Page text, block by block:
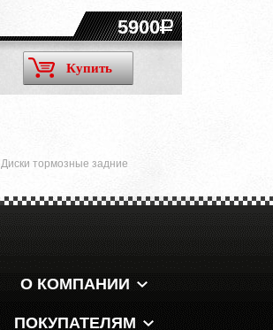
5900
Купить
Диски тормозные задние
О КОМПАНИИ
ПОКУПАТЕЛЯМ